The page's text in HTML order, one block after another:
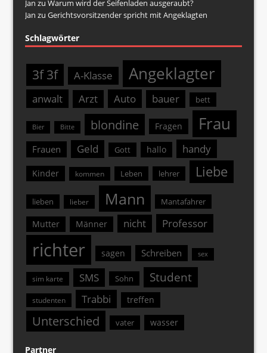
Jan zuWarum wird der Seifenladen ausgeraubt?
Jan zuGerichtsvorsitzender spricht mit Angeklagten
Schlagwörter
3f 3f A-Klasse Angeklagter
anwalt Arzt Auto bauer bett
Bier Bitte blondine Fragen Frau
Frauen Geld Gott hallo handy
Kinder kommen Leben lehrer Liebe
lieben lieber Mann Mantafahrer
Mutter Männer nicht Professor
richter sagen Schreiben sex
sim karte SMS Sohn Student
studenten Trabbi treffen
Unterschied vater wasser
Partner